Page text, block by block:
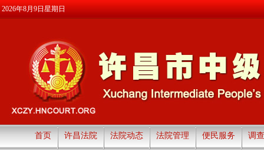
2026年8月9日星期日
首页 许昌法院 法院动态 法院管理 便民服务 调